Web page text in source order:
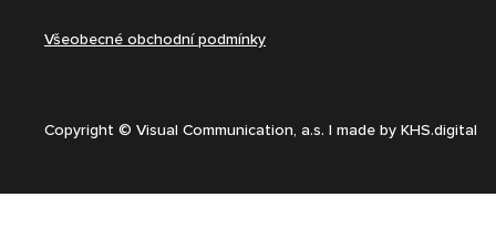
Všeobecné obchodní podmínky
Copyright © Visual Communication, a.s. | made byKHS.digital